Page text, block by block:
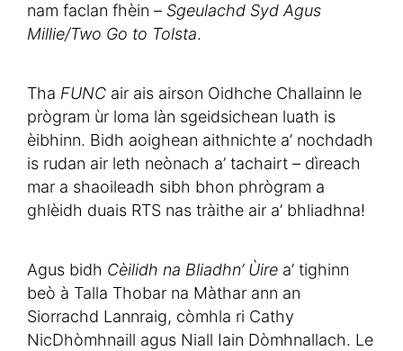
nam faclan fhèin – Sgeulachd Syd Agus
Millie/Two Go to Tolsta.
Tha FUNC air ais airson Oidhche Challainn le
prògram ùr loma làn sgeidsichean luath is
èibhinn. Bidh aoighean aithnichte a’ nochdadh
is rudan air leth neònach a’ tachairt – dìreach
mar a shaoileadh sibh bhon phrògram a
ghlèidh duais RTS nas tràithe air a’ bhliadhna!
Agus bidh Cèilidh na Bliadhn’ Ùire a’ tighinn
beò à Talla Thobar na Màthar ann an
Siorrachd Lannraig, còmhla ri Cathy
NicDhòmhnaill agus Niall Iain Dòmhnallach. Le